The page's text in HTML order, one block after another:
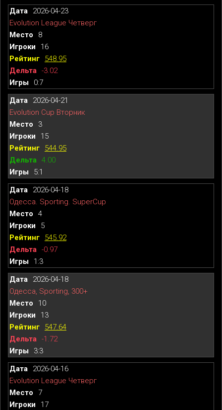
2026-04-23
Evolution League Четверг
8
16
548.95
-3.02
0:7
2026-04-21
Evolution Cup Вторник
3
15
544.95
4.00
5:1
2026-04-18
Одесса. Sporting. SuperCup
4
5
545.92
-0.97
1:3
2026-04-18
Одесса, Sporting, 300+
10
13
547.64
-1.72
3:3
2026-04-16
Evolution League Четверг
7
17